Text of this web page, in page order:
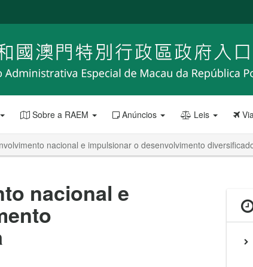
Sobre a RAEM Anúncios Leis
nacional e impulsionar o desenvolvimento
nacional e